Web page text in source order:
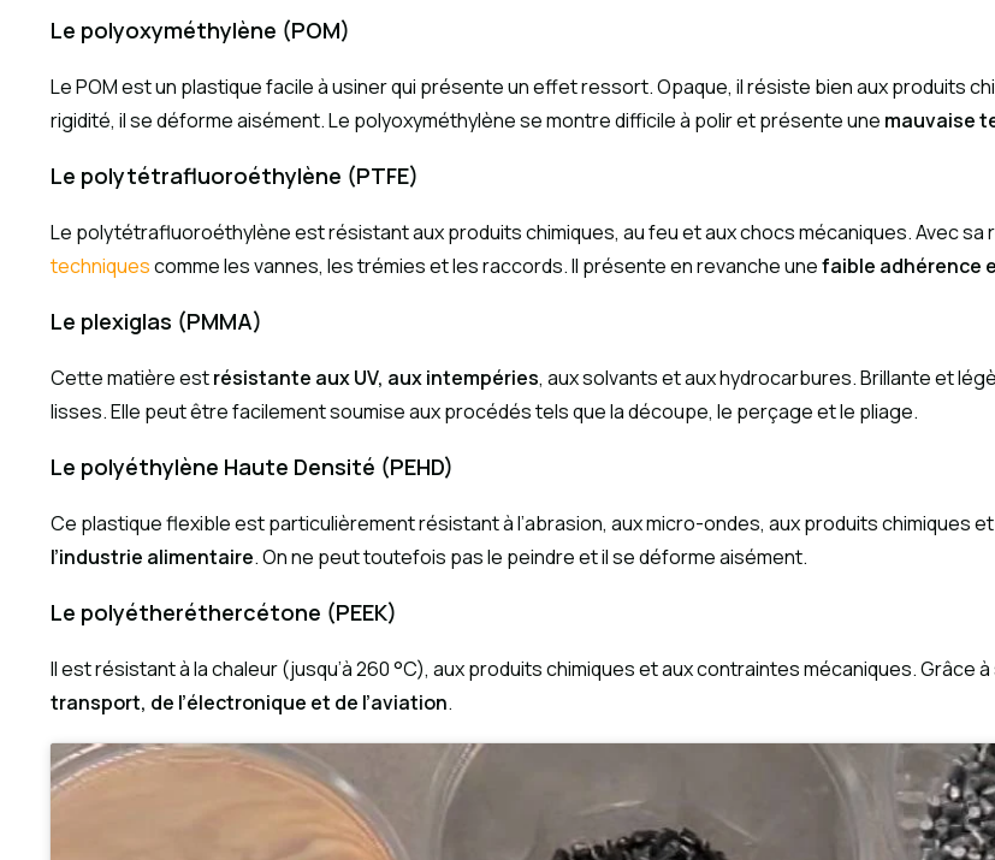
Le polyoxyméthylène (POM)
Le POM est un plastique facile à usiner qui présente un effet ressort. Opaque, il résiste bien aux produits
rigidité, il se déforme aisément. Le polyoxyméthylène se montre difficile à polir et présente une mauvaise
Le polytétrafluoroéthylène (PTFE)
Le polytétrafluoroéthylène est résistant aux produits chimiques, au feu et aux chocs mécaniques. Avec
techniquescomme les vannes, les trémies et les raccords. Il présente en revanche unefaible adhérence
Le plexiglas (PMMA)
Cette matière estrésistante aux UV, aux intempéries, aux solvants et aux hydrocarbures. Brillante et
lisses. Elle peut être facilement soumise aux procédés tels que la découpe, le perçage et le pliage.
Le polyéthylène Haute Densité (PEHD)
Ce plastique flexible est particulièrement résistant à l’abrasion, aux micro-ondes, aux produits chimiques
l’industrie alimentaire. On ne peut toutefois pas le peindre et il se déforme aisément.
Le polyétheréthercétone (PEEK)
Il est résistant à la chaleur (jusqu’à 260 °C), aux produits chimiques et aux contraintes mécaniques. Grâce
transport, de l’électronique et de l’aviation.